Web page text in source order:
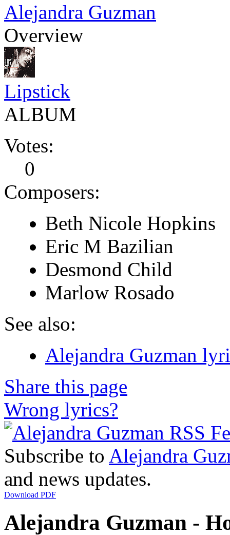
Alejandra Guzman
Overview
Lipstick
ALBUM
Votes:
0
Composers:
Beth Nicole Hopkins
Eric M Bazilian
Desmond Child
Marlow Rosado
See also:
Alejandra Guzman
Share this page
Wrong lyrics?
Subscribe to Alejandra
and news updates.
Download PDF
Alejandra Guzman -